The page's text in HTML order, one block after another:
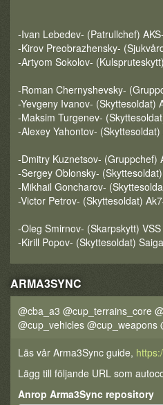
-Ivan Lebedev- (Patrullchef)
-Kirov Preobrazhensky-
-Artyom Sokolov-
-Roman Chernyshevsky-
-Yevgeny Ivanov- (Skyttesoldat)
-Maksim Turgenev-
-Alexey Yahontov- (Skyttesoldat)
-Dmitry Kuznetsov- (Gruppchef)
-Sergey Oblonsky-
-Mikhail Goncharov-
-Victor Petrov- (Skyttesoldat)
-Oleg Smirnov- (Skarpskytt) VSS
-Kirill Popov- (Skyttesoldat) Saiga
ARMA3SYNC
@cba_a3 @cup_terrains_core
@cup_vehicles @cup_weapons
Läs vår Arma3Sync guide,
Lägg till följande URL som
Anrop Arma3Sync repository